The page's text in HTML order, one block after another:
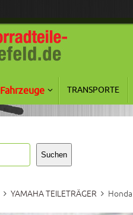
Fahrzeuge TRANSPORTE
Suchen
YAMAHA TEILETRÄGER